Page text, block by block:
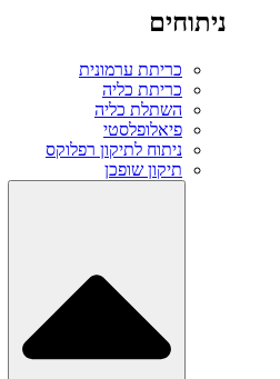
ניתוחים
כריתת ערמונית
כריתת כליה
השתלת כליה
פיאלופלסטי
ניתוח לתיקון רפלוקס
תיקון שופכן